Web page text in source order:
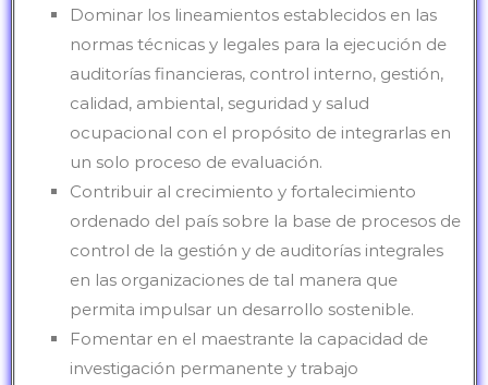
Dominar los lineamientos establecidos en las
normas técnicas y legales para la ejecución de
auditorías financieras, control interno, gestión,
calidad, ambiental, seguridad y salud
ocupacional con el propósito de integrarlas en
un solo proceso de evaluación.
Contribuir al crecimiento y fortalecimiento
ordenado del país sobre la base de procesos de
control de la gestión y de auditorías integrales
en las organizaciones de tal manera que
permita impulsar un desarrollo sostenible.
Fomentar en el maestrante la capacidad de
investigación permanente y trabajo